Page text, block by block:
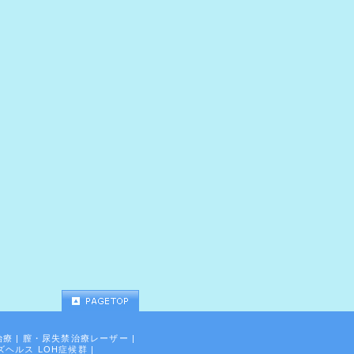
療 | 膣・尿失禁治療レーザー |
ヘルス LOH症候群 |